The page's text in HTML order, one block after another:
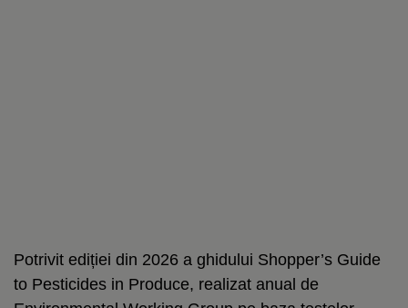
Potrivit ediției din 2026 a ghidului Shopper’s Guide
to Pesticides in Produce, realizat anual de